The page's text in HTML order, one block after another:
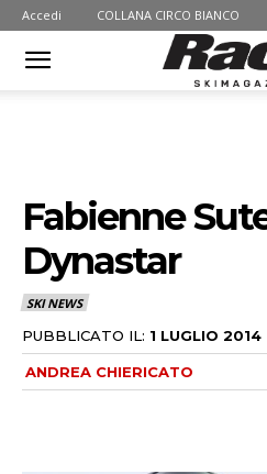
Accedi COLLANA CIRCO BIANCO
Fabienne
Dynastar
SKI NEWS
PUBBLICATO IL: 1 LUGLIO 2014
ANDREA CHIERICATO